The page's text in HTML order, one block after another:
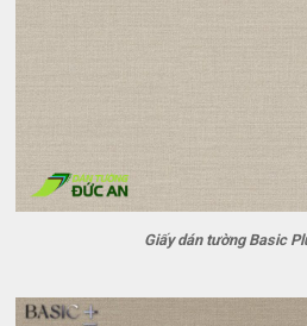
Giấy dán tường Basic